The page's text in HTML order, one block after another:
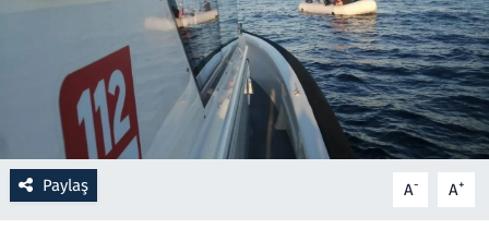
Paylaş A- A+
Resmi İlanlar
Rüya Tabirleri
Sağlık
Savunma Sanayi